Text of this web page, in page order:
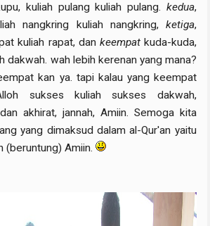
kuliah pulang kuliah pulang. kedua,
nangkring kuliah nangkring, ketiga,
kuliah rapat, dan keempatkuda-kuda,
dakwah. wah lebih kerenan yang mana?
kan ya. tapi kalau yang keempat
sukses kuliah sukses dakwah,
akhirat, jannah, Amiin. Semoga kita
yang dimaksud dalam al-Qur'an yaitu
(beruntung) Amiin.